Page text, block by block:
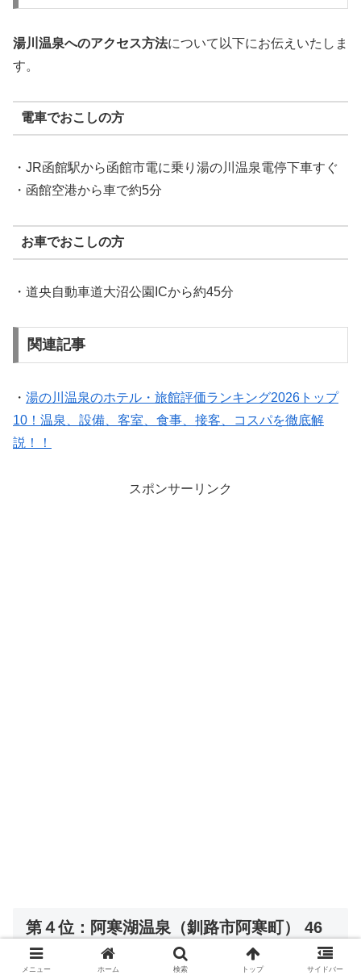
湯川温泉へのアクセス方法について以下にお伝えいたしま
す。
電車でおこしの方
・JR函館駅から函館市電に乗り湯の川温泉電停下車すぐ
・函館空港から車で約5分
お車でおこしの方
・道央自動車道大沼公園ICから約45分
関連記事
・ 湯の川温泉のホテル・旅館評価ランキング2026トップ
10！温泉、設備、客室、食事、接客、コスパを徹底解
説！！
スポンサーリンク
第４位：阿寒湖温泉（釧路市阿寒町） 46
点
メニュー ホーム 検索 トップ サイドバー